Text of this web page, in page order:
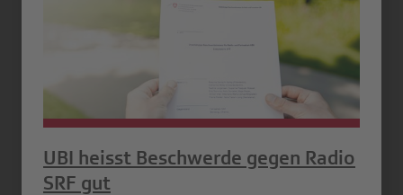
UBI heisst Beschwerde gegen Radio
SRF gut